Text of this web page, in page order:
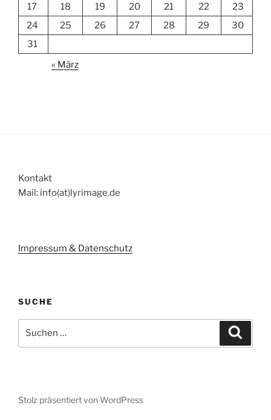
17
18 19 20 21 22
23
24
25 26 27 28 29
30
31
« März
Kontakt
Mail: info(at)lyrimage.de
Impressum & Datenschutz
SUCHE
nach:
Stolz präsentiert von WordPress